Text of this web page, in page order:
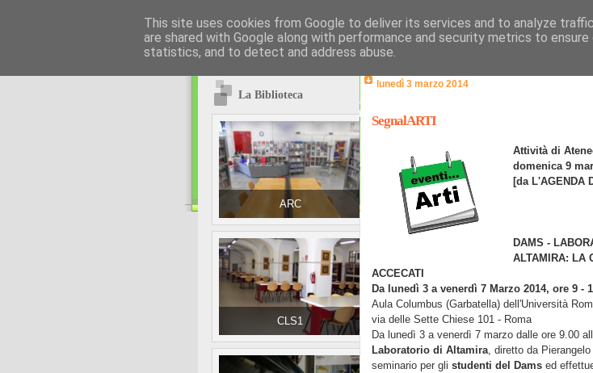
La Biblioteca
ARC
CLS1
lunedì 3 marzo 2014
SegnalARTI
Attività di
domenica 9
[da L'AGENDA
DAMS -
ALTAMIRA: LA
ACCECATI
Da lunedì 3 a venerdì 7 Marzo 2014, ore 9 -
Aula Columbus (Garbatella) dell'Università
via delle Sette Chiese 101 - Roma
Da lunedì 3 a venerdì 7 marzo dalle ore 9.00
Laboratorio di Altamira, diretto da
seminario per gli studenti del Dams ed
This site uses cookies from Google to deliver its services and to analyze
are shared with Google along with performance and security metrics to
statistics, and to detect and address abuse.